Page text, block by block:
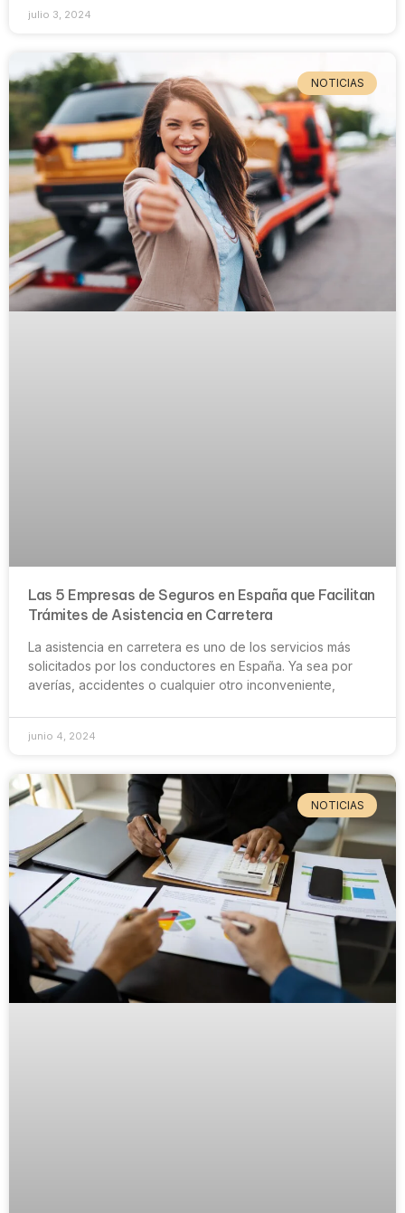
julio 3, 2024
NOTICIAS
Las 5 Empresas de Seguros en España que Facilitan
Trámites de Asistencia en Carretera
La asistencia en carretera es uno de los servicios más
solicitados por los conductores en España. Ya sea por
averías, accidentes o cualquier otro inconveniente,
junio 4, 2024
NOTICIAS